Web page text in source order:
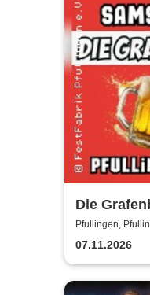
Die
und
Pfullingen,
07.11.2026